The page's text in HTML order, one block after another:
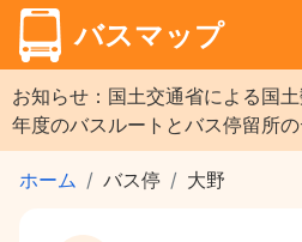
バスマップ
お知らせ：国土交通省による国
年度のバスルートとバス停留所の
ホーム バス停 大野